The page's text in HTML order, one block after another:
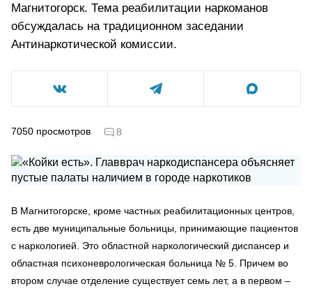
Магнитогорск. Тема реабилитации наркоманов
обсуждалась на традиционном заседании
Антинаркотической комиссии.
7050 просмотров 8
В Магнитогорске, кроме частных реабилитационных центров,
есть две муниципальные больницы, принимающие пациентов
с наркологией. Это областной наркологический диспансер и
областная психоневрологическая больница № 5. Причем во
втором случае отделение существует семь лет, а в первом –